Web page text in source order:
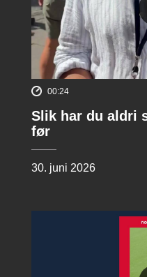
00:24
Slik har du aldri
før
30. juni 2026